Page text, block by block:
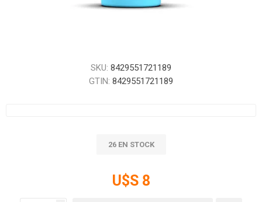
SKU: 8429551721189
GTIN: 8429551721189
26 EN STOCK
U$S 8